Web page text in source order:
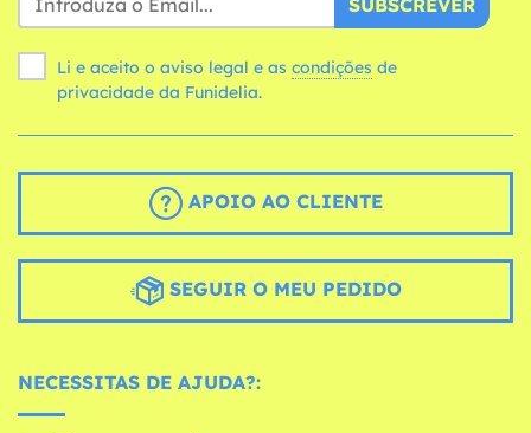
SUBSCREVER
Li e aceito o aviso legal e as condições
privacidade da Funidelia.
APOIO AO CLIENTE
SEGUIR O MEU PEDIDO
NECESSITAS DE AJUDA?: